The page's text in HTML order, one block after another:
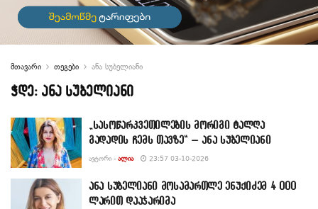
მთავარი თეგები ანა სუბელიანი
ჭდე: ანა სუბელიანი
„სასოწარკვეთილების მორიგი ტალღა
გადადის ჩემს თავზე“ – ანა სუბელიანი
ᲐᲕᲢᲝᲠᲘ - ᲐᲚᲘᲐ 23:57 03-10-2026
ანა სუბელიანი მოსამართლე ენუქიძემ 4 000
ლარით დააჯარიმა